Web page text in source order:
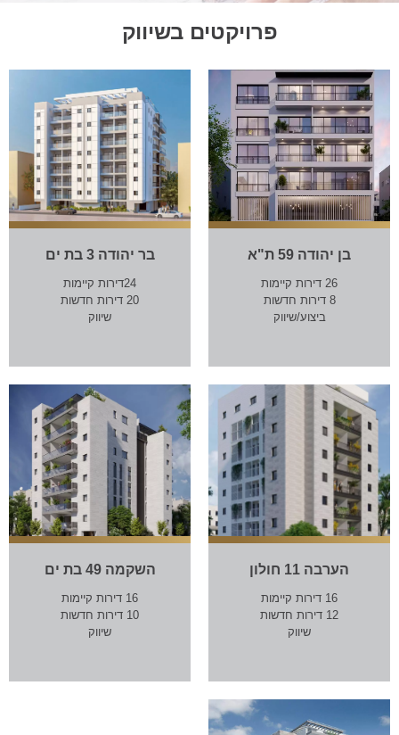
פרויקטים בשיווק
בן יהודה 59 ת"א
26 דירות קיימות
8 דירות חדשות
ביצוע/שיווק
בר יהודה 3 בת ים
24דירות קיימות
20 דירות חדשות
שיווק
הערבה 11 חולון
16 דירות קיימות
12 דירות חדשות
שיווק
השקמה 49 בת ים
16 דירות קיימות
10 דירות חדשות
שיווק